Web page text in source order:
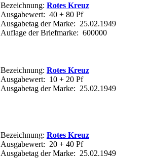
Bezeichnung: Rotes Kreuz
Ausgabewert: 40 + 80 Pf
Ausgabetag der Marke: 25.02.1949
Auflage der Briefmarke: 600000
Bezeichnung: Rotes Kreuz
Ausgabewert: 10 + 20 Pf
Ausgabetag der Marke: 25.02.1949
Bezeichnung: Rotes Kreuz
Ausgabewert: 20 + 40 Pf
Ausgabetag der Marke: 25.02.1949